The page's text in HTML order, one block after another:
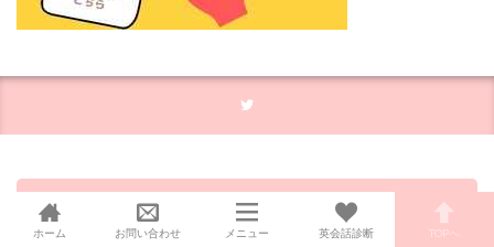
このサイトは一部PRが含まれます
ホーム お問い合わせ メニュー 英会話診断 TOPへ